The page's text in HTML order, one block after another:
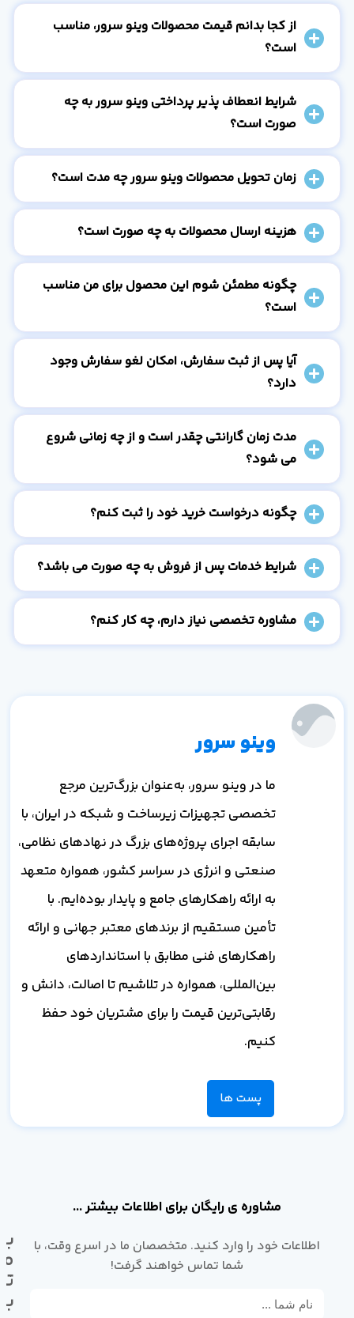
از کجا بدانم قیمت محصولات وینو سرور، مناسب
است؟
شرایط انعطاف پذیر پرداختی وینو سرور به چه
صورت است؟
زمان تحویل محصولات وینو سرور چه مدت است؟
هزینه ارسال محصولات به چه صورت است؟
چگونه مطمئن شوم این محصول برای من مناسب
است؟
آیا پس از ثبت سفارش، امکان لغو سفارش وجود
دارد؟
مدت زمان گارانتی چقدر است و از چه زمانی شروع
می شود؟
چگونه درخواست خرید خود را ثبت کنم؟
شرایط خدمات پس از فروش به چه صورت می باشد؟
مشاوره تخصصی نیاز دارم، چه کار کنم؟
وینو سرور
ما در وینو سرور، به‌عنوان بزرگ‌ترین مرجع
تخصصی تجهیزات زیرساخت و شبکه در ایران، با
سابقه اجرای پروژه‌های بزرگ در نهادهای نظامی،
صنعتی و انرژی در سراسر کشور، همواره متعهد
به ارائه راهکارهای جامع و پایدار بوده‌ایم. با
تأمین مستقیم از برندهای معتبر جهانی و ارائه
راهکارهای فنی مطابق با استانداردهای
بین‌المللی، همواره در تلاشیم تا اصالت، دانش و
رقابتی‌ترین قیمت را برای مشتریان خود حفظ
کنیم.
پست ها
مشاوره ی رایگان برای اطلاعات بیشتر ...
اطلاعات خود را وارد کنید. متخصصان ما در اسرع وقت، با
شما تماس خواهند گرفت!
با